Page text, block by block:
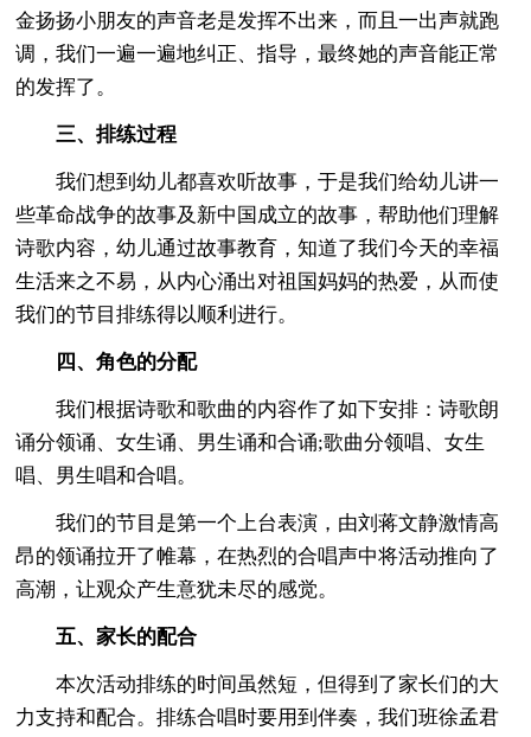
金扬扬小朋友的声音老是发挥不出来，而且一出声就跑
调，我们一遍一遍地纠正、指导，最终她的声音能正常
的发挥了。
三、排练过程
我们想到幼儿都喜欢听故事，于是我们给幼儿讲一
些革命战争的故事及新中国成立的故事，帮助他们理解
诗歌内容，幼儿通过故事教育，知道了我们今天的幸福
生活来之不易，从内心涌出对祖国妈妈的热爱，从而使
我们的节目排练得以顺利进行。
四、角色的分配
我们根据诗歌和歌曲的内容作了如下安排：诗歌朗
诵分领诵、女生诵、男生诵和合诵;歌曲分领唱、女生
唱、男生唱和合唱。
我们的节目是第一个上台表演，由刘蒋文静激情高
昂的领诵拉开了帷幕，在热烈的合唱声中将活动推向了
高潮，让观众产生意犹未尽的感觉。
五、家长的配合
本次活动排练的时间虽然短，但得到了家长们的大
力支持和配合。排练合唱时要用到伴奏，我们班徐孟君